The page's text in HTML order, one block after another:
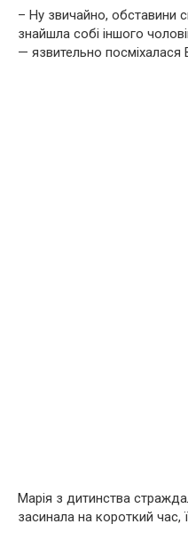
– Ну звичайно, обставини
знайшла собі іншого
— язвительно посміхалася
Марія з дитинства
засинала на короткий час,